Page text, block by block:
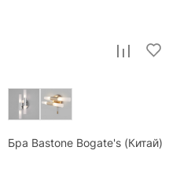
Бра Bastone Bogate's (Китай)